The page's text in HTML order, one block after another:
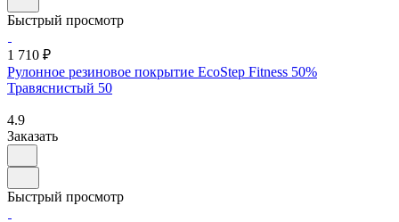
Быстрый просмотр
1 710 ₽
Рулонное резиновое покрытие EcoStep Fitness 50%
Травяснистый 50
4.9
Заказать
Быстрый просмотр